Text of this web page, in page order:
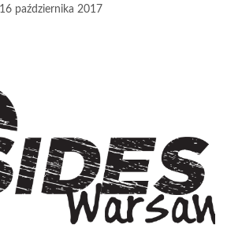
16 października 2017